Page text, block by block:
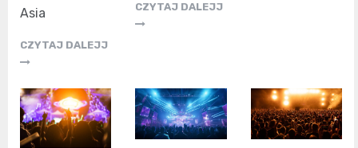
Asia
CZYTAJ DALEJJ
CZYTAJ DALEJJ